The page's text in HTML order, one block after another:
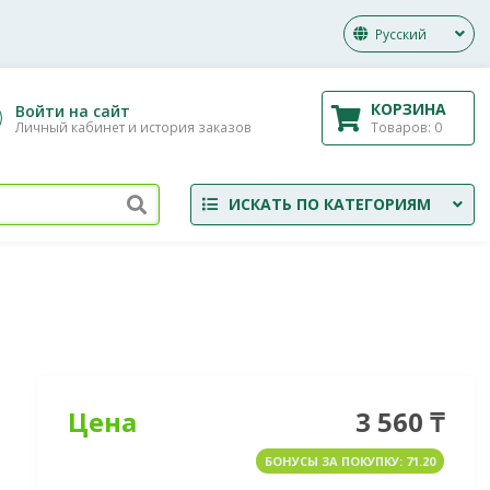
Русский
Войти на сайт
Личный кабинет и история заказов
КОРЗИНА
Товаров: 0
ИСКАТЬ ПО КАТЕГОРИЯМ
Цена 3 560 ₸
БОНУСЫ ЗА ПОКУПКУ: 71.20